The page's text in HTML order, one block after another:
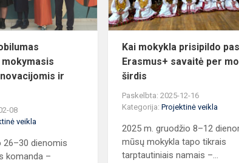
in...
ir
08
veikla
26–30 dienomis
komanda –
Kai mokykla prisipildo
Erasmus+ savaitė per
širdis
Paskelbta: 2025-12-16
Kategorija:Projektinė veikla
2025 m. gruodžio 8–12
mūsų mokykla tapo tikrais
tarptautiniais namais –...